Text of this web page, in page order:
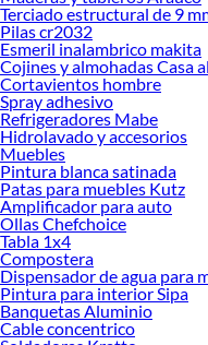
renovación de espacios.
ofrecerte!
Encuentra una amplia variedad
Sodimac. Encuentra todo lo
decoración. ¡Visítanos y haz tus
Terciado estructural de 9
Pilas cr2032
Esmeril inalambrico makita
Cojines y almohadas Casa
Cortavientos hombre
Spray adhesivo
Refrigeradores Mabe
Hidrolavado y accesorios
Muebles
Pintura blanca satinada
Patas para muebles Kutz
Amplificador para auto
Ollas Chefchoice
Tabla 1x4
Compostera
Dispensador de agua para
Pintura para interior Sipa
Banquetas Aluminio
Cable concentrico